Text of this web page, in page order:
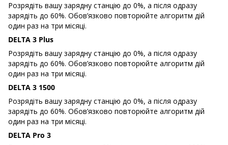
Розрядіть вашу зарядну станцію до 0%, а після одразу
зарядіть до 60%. Обов’язково повторюйте алгоритм дій
один раз на три місяці.
DELTA 3 Plus
Розрядіть вашу зарядну станцію до 0%, а після одразу
зарядіть до 60%. Обов’язково повторюйте алгоритм дій
один раз на три місяці.
DELTA 3 1500
Розрядіть вашу зарядну станцію до 0%, а після одразу
зарядіть до 60%. Обов’язково повторюйте алгоритм дій
один раз на три місяці.
DELTA Pro 3